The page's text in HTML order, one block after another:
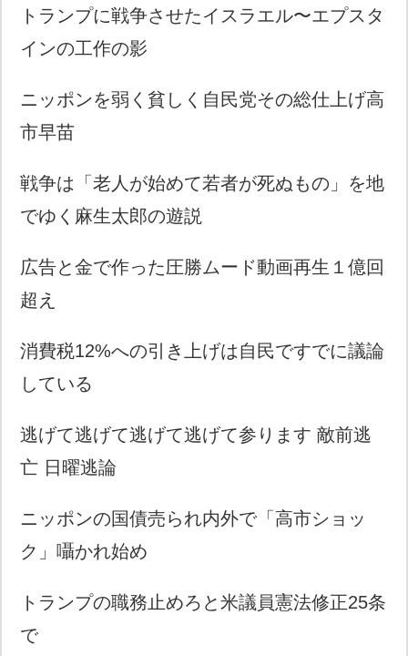
トランプに戦争させたイスラエル〜エプスタ
インの工作の影
ニッポンを弱く貧しく自民党その総仕上げ高
市早苗
戦争は「老人が始めて若者が死ぬもの」を地
でゆく麻生太郎の遊説
広告と金で作った圧勝ムード動画再生１億回
超え
消費税12%への引き上げは自民ですでに議論
している
逃げて逃げて逃げて逃げて参ります 敵前逃
亡 日曜逃論
ニッポンの国債売られ内外で「高市ショッ
ク」囁かれ始め
トランプの職務止めろと米議員憲法修正25条
で